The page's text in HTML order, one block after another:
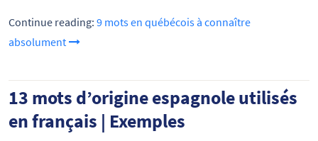
Continue reading: 9 mots en québécois à connaître
absolument
13 mots d’origine espagnole utilisés
en français | Exemples